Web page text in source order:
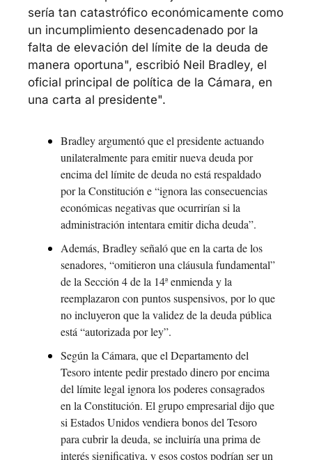
sería tan catastrófico económicamente como
un incumplimiento desencadenado por la
falta de elevación del límite de la deuda de
manera oportuna", escribió Neil Bradley, el
oficial principal de política de la Cámara, en
una carta al presidente".
Bradley argumentó que el presidente actuando
unilateralmente para emitir nueva deuda por
encima del límite de deuda no está respaldado
por la Constitución e “ignora las consecuencias
económicas negativas que ocurrirían si la
administración intentara emitir dicha deuda”.
Además, Bradley señaló que en la carta de los
senadores, “omitieron una cláusula fundamental”
de la Sección 4 de la 14ª enmienda y la
reemplazaron con puntos suspensivos, por lo que
no incluyeron que la validez de la deuda pública
está “autorizada por ley”.
Según la Cámara, que el Departamento del
Tesoro intente pedir prestado dinero por encima
del límite legal ignora los poderes consagrados
en la Constitución. El grupo empresarial dijo que
si Estados Unidos vendiera bonos del Tesoro
para cubrir la deuda, se incluiría una prima de
interés significativa, y esos costos podrían ser un